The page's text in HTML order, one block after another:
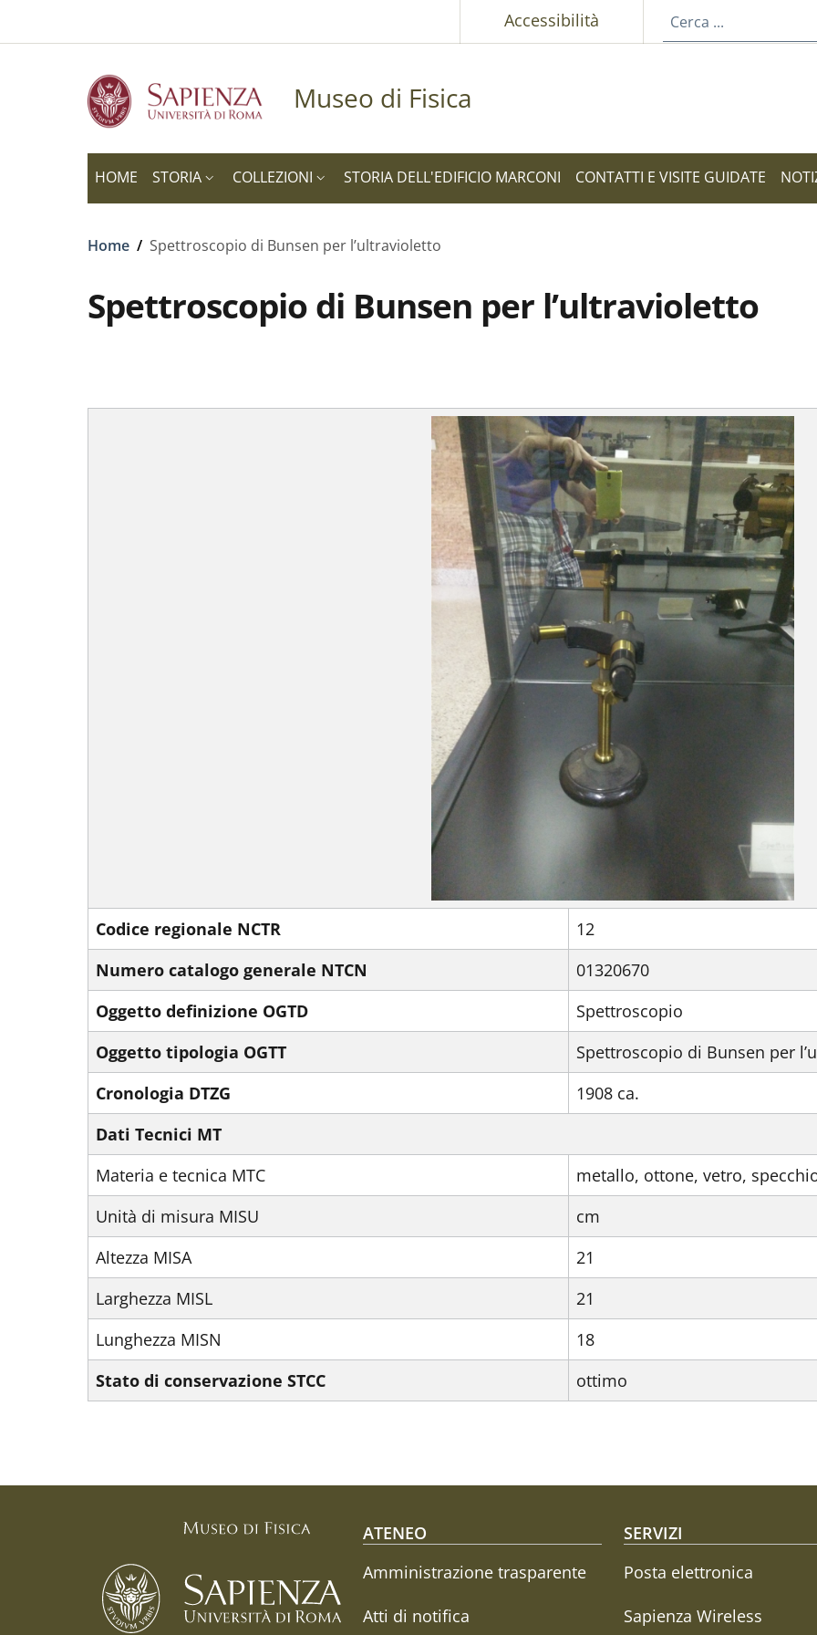
Accessibilità
Museo di Fisica
HOME STORIA COLLEZIONI STORIA DELL'EDIFICIO MARCONI CONTATTI E VISITE GUIDATE
Briciole di pane
Home / Spettroscopio di Bunsen per l’ultravioletto
Spettroscopio di Bunsen per l’ultravioletto
Codice regionale NCTR
12
Numero catalogo generale NTCN
01320670
Oggetto definizione OGTD
Spettroscopio
Oggetto tipologia OGTT
Spettroscopio di Bunsen per
Cronologia DTZG
1908 ca.
Dati Tecnici MT
Materia e tecnica MTC
metallo, ottone, vetro,
Unità di misura MISU
cm
Altezza MISA
21
Larghezza MISL
21
Lunghezza MISN
18
Stato di conservazione STCC
ottimo
Footer menu
ATENEO
Amministrazione trasparente
Atti di notifica
SERVIZI
Posta elettronica
Sapienza Wireless